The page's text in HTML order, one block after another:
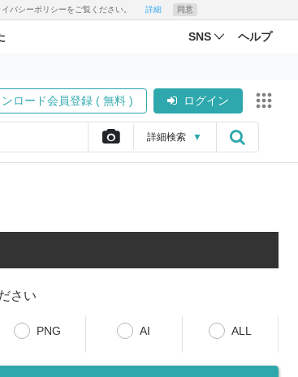
バシーポリシーをご覧ください。 詳細 同意
SNS ヘルプ
ンロード会員登録 ( 無料 ) ログイン
詳細検索 ▼
さい
PNG AI ALL